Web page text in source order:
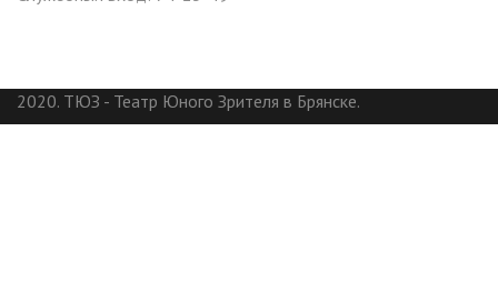
2020. ТЮЗ - Театр Юного Зрителя в Брянске.